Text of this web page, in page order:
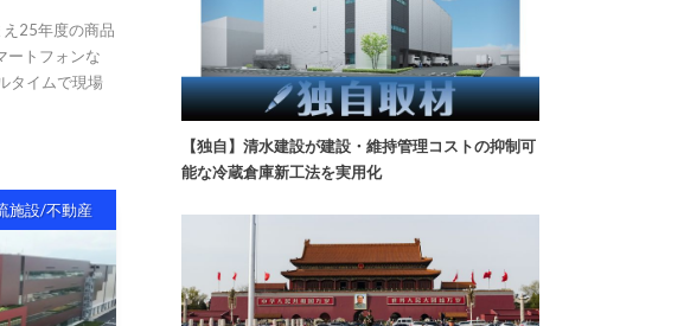
25年度の商品
ートフォンな
タイムで現場
施設/不動産
【独自】清水建設が建設・維持管理コストの抑制可
能な冷蔵倉庫新工法を実用化